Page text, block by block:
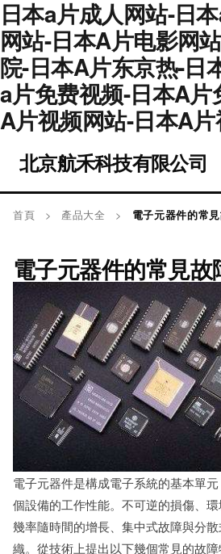
日本a片成人网站-日
网站-日本A片电影网
院-日本A片东京热-日
a片免费视频-日本A片
A片视频网站-日本A
北京航禾科技有限公司
首頁 > 產品大全 > 電子元器件的常
電子元器件的常見
電子元器件是構成電子系統的基本單
個設備的工作性能。不可逆的損傷、
幾率隨時間的增長、集中式故障與分
織。從技術上提出以下幾個常見的故障